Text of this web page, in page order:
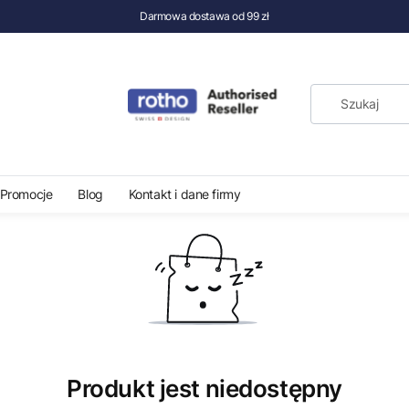
Darmowa dostawa od 99 zł
Promocje Blog Kontakt i dane firmy
Produkt jest niedostępny